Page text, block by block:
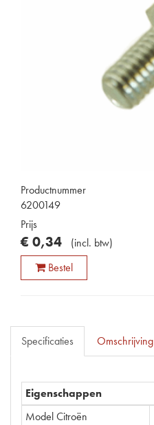
Productnummer
6200149
Prijs
€ 0,34 (incl. btw)
Bestel
Specificaties Omschrijving
Eigenschappen
Model Citroën